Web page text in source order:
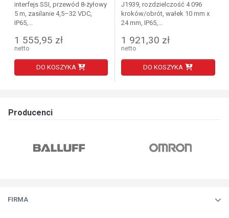
interfejs SSI, przewód 8-żyłowy
5 m, zasilanie 4,5–32 VDC,
IP65,...
1 555,95 zł
netto
DO KOSZYKA
J1939, rozdzielczość 4 096
kroków/obrót, wałek 10 mm x
24 mm, IP65,...
1 921,30 zł
netto
DO KOSZYKA
Producenci
FIRMA